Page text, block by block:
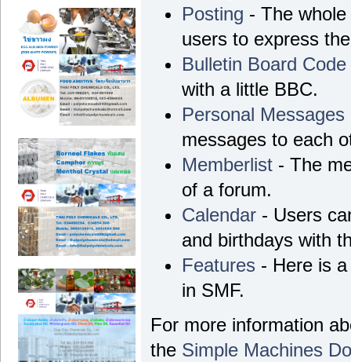
Posting - The
users to express
Bulletin Board
with a little BBC.
Personal Messages
messages to each
Memberlist - The
of a forum.
Calendar - Users
and birthdays with
Features - Here is
in SMF.
For more information
the Simple Machines